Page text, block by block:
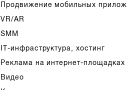
Продвижение мобильных
VR/AR
SMM
IT-инфраструктура, хостинг
Реклама на интернет-площадках
Видео